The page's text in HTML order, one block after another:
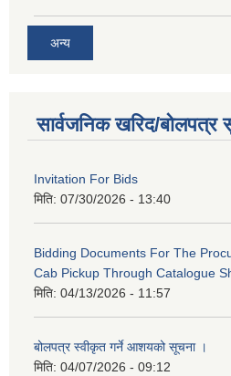
अन्य
सार्वजनिक खरिद/बोलपत्र
Invitation For Bids
मिति: 07/30/2026 - 13:40
Bidding Documents For The
Cab Pickup Through Catalogue
मिति: 04/13/2026 - 11:57
बोलपत्र स्वीकृत गर्ने आशयको सूचना ।
मिति: 04/07/2026 - 09:12